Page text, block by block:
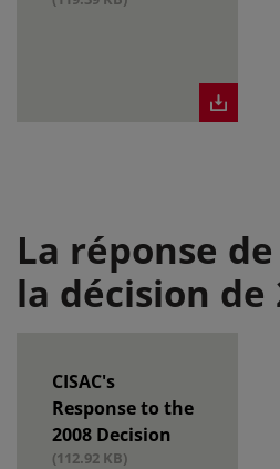
La réponse de
la décision de
CISAC's
Response to the
2008 Decision
(112.92 KB)